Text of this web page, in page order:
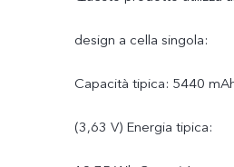
design a cella singola:
Capacità tipica: 5440
(3,63 V) Energia tipica: